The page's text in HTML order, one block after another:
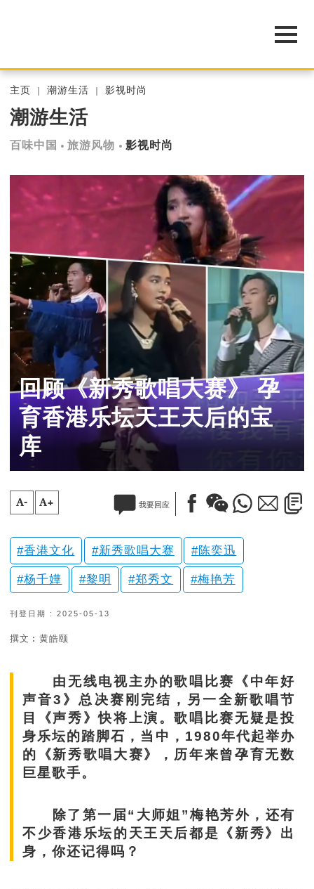
主页 潮游生活 影视时尚
潮游生活
百味中国 旅游风物 影视时尚
回顾《新秀歌唱大赛》 孕
育香港乐坛天王天后的宝
库
A- A+ 我要回应
香港文化 新秀歌唱大赛 陈奕迅
杨千嬅 黎明 郑秀文 梅艳芳
刊登日期 : 2025-05-13
撰文︰黄皓颐
由无线电视主办的歌唱比赛《中年好
声音3》总决赛刚完结，另一全新歌唱节
目《声秀》快将上演。歌唱比赛无疑是投
身乐坛的踏脚石，当中，1980年代起举办
的《新秀歌唱大赛》，历年来曾孕育无数
巨星歌手。
除了第一届“大师姐”梅艳芳外，还有
不少香港乐坛的天王天后都是《新秀》出
身，你还记得吗？